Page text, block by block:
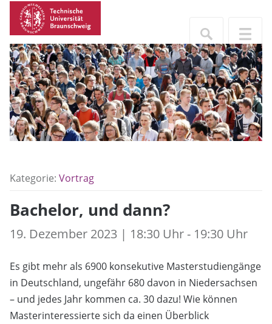
Kategorie: Vortrag
Bachelor, und dann?
19. Dezember 2023 | 18:30 Uhr - 19:30 Uhr
Es gibt mehr als 6900 konsekutive Masterstudiengänge
in Deutschland, ungefähr 680 davon in Niedersachsen
– und jedes Jahr kommen ca. 30 dazu! Wie können
Masterinteressierte sich da einen Überblick